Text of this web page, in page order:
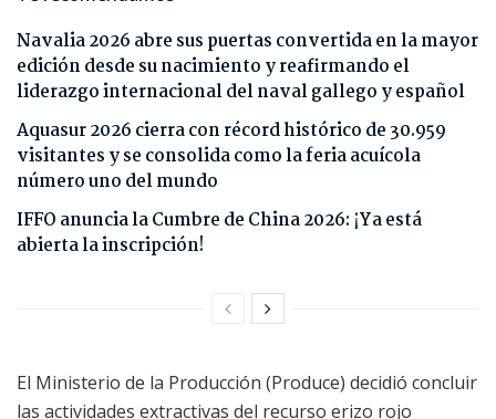
Navalia 2026 abre sus puertas convertida en la mayor
edición desde su nacimiento y reafirmando el
liderazgo internacional del naval gallego y español
Aquasur 2026 cierra con récord histórico de 30.959
visitantes y se consolida como la feria acuícola
número uno del mundo
IFFO anuncia la Cumbre de China 2026: ¡Ya está
abierta la inscripción!
El Ministerio de la Producción (Produce) decidió concluir
las actividades extractivas del recurso erizo rojo